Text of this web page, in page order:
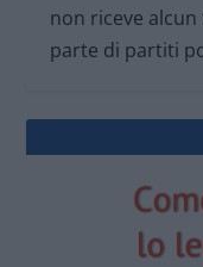
non riceve
parte di partiti